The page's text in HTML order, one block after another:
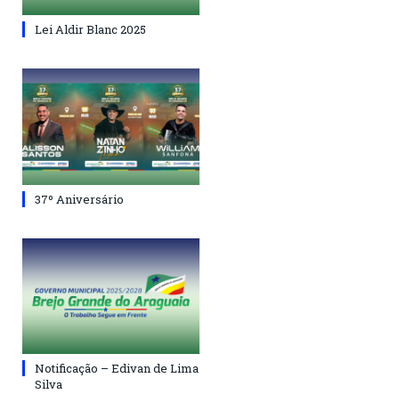
Lei Aldir Blanc 2025
37º Aniversário
Notificação – Edivan de Lima
Silva